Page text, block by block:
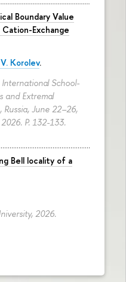
Boundary Value
Exchange
Korolev.
School-
and Extremal
June 22–26,
P. 132-133.
Bell locality of a
2026.